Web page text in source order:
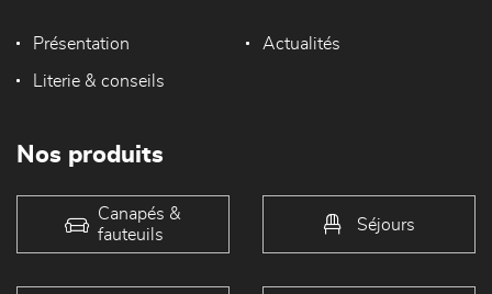
Présentation Actualités
Literie & conseils
Nos produits
Canapés &
fauteuils
Séjours